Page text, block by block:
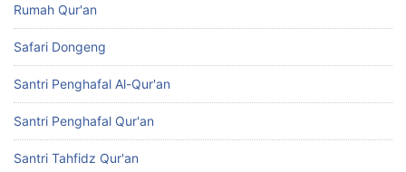
Rumah Qur'an
Safari Dongeng
Santri Penghafal Al-Qur'an
Santri Penghafal Qur'an
Santri Tahfidz Qur'an